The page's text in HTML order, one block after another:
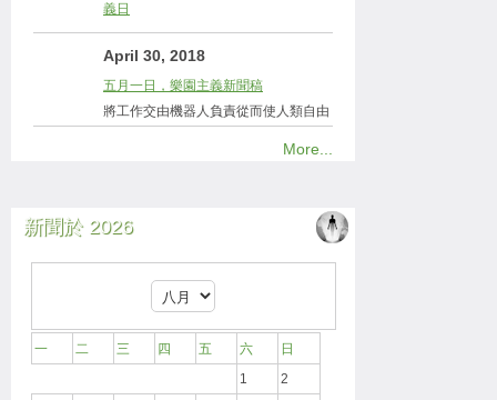
義日
April 30, 2018
五月一日，樂園主義新聞稿
將工作交由機器人負責從而使人類自由
More...
新聞於 2026
一 二 三 四 五 六
日
1
2